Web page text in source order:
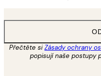
Přečtěte siZásady ochrany
popisují naše postupy